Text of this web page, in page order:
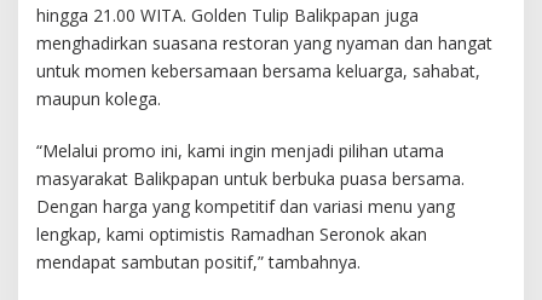
hingga 21.00 WITA. Golden Tulip Balikpapan juga
menghadirkan suasana restoran yang nyaman dan hangat
untuk momen kebersamaan bersama keluarga, sahabat,
maupun kolega.
“Melalui promo ini, kami ingin menjadi pilihan utama
masyarakat Balikpapan untuk berbuka puasa bersama.
Dengan harga yang kompetitif dan variasi menu yang
lengkap, kami optimistis Ramadhan Seronok akan
mendapat sambutan positif,” tambahnya.